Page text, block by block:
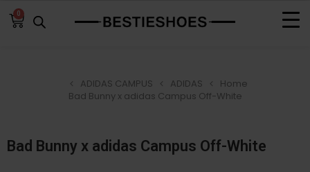
0
Home
ADIDAS
ADIDAS CAMPUS
Bad Bunny x adidas Campus Off-White
Bad Bunny x adidas Campus Off-White